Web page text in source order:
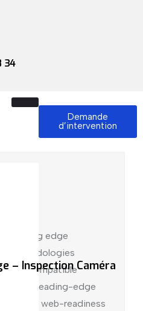
34
– Inspection Caméra
Demande
d’intervention
bleeding edge
methodologies
compatible
leading-edge
in time web-readiness